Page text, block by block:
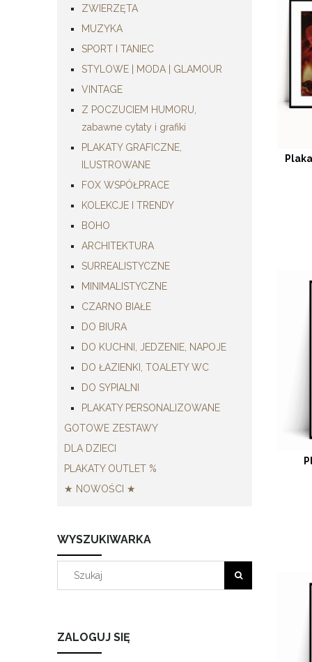
ZWIERZĘTA
MUZYKA
SPORT I TANIEC
STYLOWE | MODA | GLAMOUR
VINTAGE
Z POCZUCIEM HUMORU,
zabawne cytaty i grafiki
PLAKATY GRAFICZNE,
ILUSTROWANE
FOX WSPÓŁPRACE
KOLEKCJE I TRENDY
BOHO
ARCHITEKTURA
SURREALISTYCZNE
MINIMALISTYCZNE
CZARNO BIAŁE
DO BIURA
DO KUCHNI, JEDZENIE, NAPOJE
DO ŁAZIENKI, TOALETY WC
DO SYPIALNI
PLAKATY PERSONALIZOWANE
GOTOWE ZESTAWY
DLA DZIECI
PLAKATY OUTLET %
★ NOWOŚCI ★
WYSZUKIWARKA
ZALOGUJ SIĘ